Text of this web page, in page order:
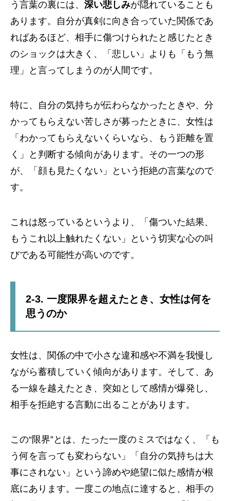
う言葉の裏には、 深い悲しみが隠れていることも
あります。自分が真剣に向き合っていた関係であ
ればあるほど、相手に傷つけられたと感じたとき
のショックは大きく、「悲しい」よりも「もう無
理」と言ってしまうのが人間です。
特に、自分の気持ちが伝わらなかったときや、分
かってもらえない苦しさが募ったときに、女性は
「わかってもらえないくらいなら、もう距離を置
く」と判断する傾向があります。その一つの形
が、「顔も見たくない」という拒絶の言葉なので
す。
これは怒っているというより、「傷ついた結果、
もうこれ以上触れたくない」という切実な心の叫
びである可能性が高いのです。
2-3. 一度限界を超えたとき、女性は何を
思うのか
女性は、関係の中で小さな違和感や不満を我慢し
ながら蓄積していく傾向があります。そして、あ
る一線を越えたとき、突如として感情が爆発し、
相手を拒絶する言動に出ることがあります。
この“限界”とは、たった一度のミスではなく、「も
う何を言っても変わらない」「自分の気持ちは大
事にされない」という諦めや絶望に似た感情が根
底にあります。一度この地点に達すると、相手の